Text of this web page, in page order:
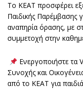
Το ΚΕΑΤ προσφέρει
Παιδικής Παρέμβασης
αναπηρία όρασης, με
συμμετοχή στην
Ενεργοποιήστε τα
Συνοχής και
από το ΚΕΑΤ για